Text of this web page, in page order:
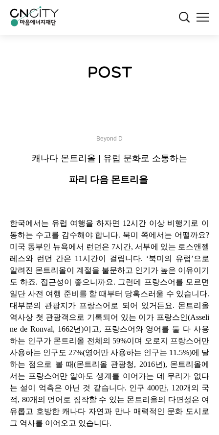
POST
Beyond D
캐나다 몬트리올 | 유럽 문화로 소통하는
파리 다음 몬트리올
한국에서는 유럽 여행을 하자면 12시간 이상 비행기로 이
동하는 수고를 감수해야 합니다. 북미 쪽에서는 어떨까요?
미국 동부인 뉴욕에서 런던은 7시간, 서부에 있는 로스앤젤
레스와 런던 간은 11시간이 걸립니다. ‘북미의 유럽’으로
알려진 몬트리올이 계절을 불문하고 인기가 높은 이유이기
도 하죠. 접근성이 좋으니까요. 그런데 프랑스어를 모르면
일단 사전 여행 준비를 할 때부터 당혹스러울 수 있습니다.
대부분의 관광지가 프랑스어로 되어 있거든요. 몬트리올
역사상 첫 관광객으로 기록되어 있는 이가 프랑스인(Asseli
ne de Ronval, 1662년)이고, 프랑스어와 영어를 둘 다 사용
하는 인구가 몬트리올 전체의 59%이며 오로지 프랑스어만
사용하는 인구도 27%(영어만 사용하는 인구는 11.5%)에 달
하는 점으로 볼 때(몬트리올 관광청, 2016년), 몬트리올에
서는 프랑스어만 알아도 생계를 이어가는 데 무리가 없다
는 설이 억측은 아닌 것 같습니다. 인구400만, 120개의 국
적, 80개의 언어로 짐작할 수 있는 몬트리올의 다면성은 여
유롭고 호방한 캐나다 자연과 만나 매력적인 문화 도시로
그 역사를 이어오고 있습니다.